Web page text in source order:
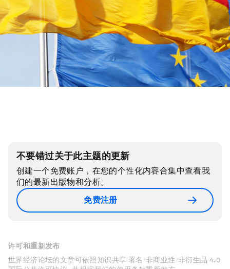
不要错过关于此主题的更新
创建一个免费账户，在您的个性化内容合集中查看我
们的最新出版物和分析。
免费注册
许可和重新发布
世界经济论坛的文章可依照知识共享 署名-非商业性-非衍生品 4.0